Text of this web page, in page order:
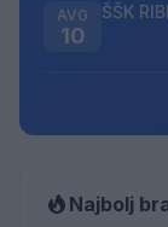
AVG
10
ŠŠK
Najbolj